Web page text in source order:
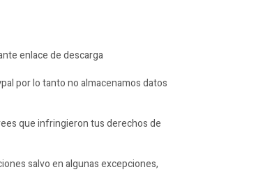
enlace de descarga
por lo tanto no almacenamos datos
que infringieron tus derechos de
salvo en algunas excepciones,